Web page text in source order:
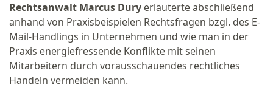
Rechtsanwalt Marcus Dury erläuterteabschließend
anhand von Praxisbeispielen Rechtsfragen bzgl. des E-
Mail-Handlings in Unternehmen und wie man in der
Praxis energiefressende Konflikte mit seinen
Mitarbeitern durch vorausschauendes rechtliches
Handeln vermeiden kann.